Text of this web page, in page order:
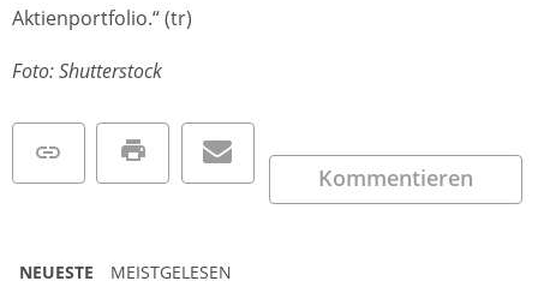
Aktienportfolio.“ (tr)
Foto: Shutterstock
Kommentieren
NEUESTE MEISTGELESEN